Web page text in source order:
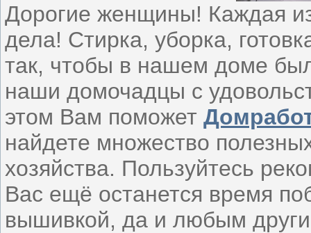
Дорогие женщины! Каждая
дела! Стирка, уборка,
так, чтобы в нашем доме
наши домочадцы с
этом Вам поможет
найдете множество
хозяйства. Пользуйтесь
Вас ещё останется время
вышивкой, да и любым